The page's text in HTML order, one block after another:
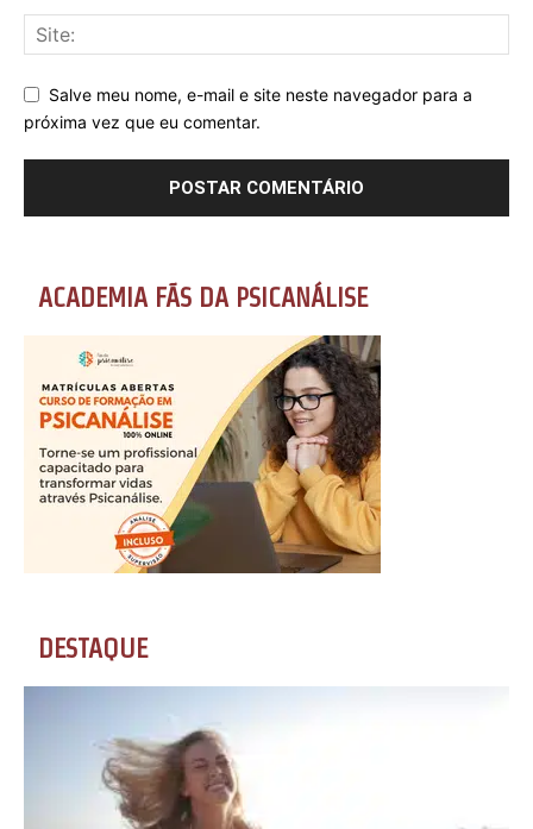
Salve meu nome, e-mail e site neste navegador para a
próxima vez que eu comentar.
ACADEMIA FÃS DA PSICANÁLISE
DESTAQUE